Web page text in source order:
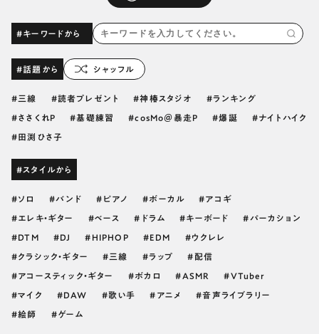
#キーワードから
#話題から シャッフル
三線 読者プレゼント 神椿スタジオ ランキング
ささくれP 基礎練習 cosMo＠暴走P 爆誕 ナイトハイク
田渕ひさ子
#スタイルから
ソロ バンド ピアノ ボーカル アコギ
エレキ・ギター ベース ドラム キーボード パーカション
DTM DJ HIPHOP EDM ウクレレ
クラシック・ギター 三線 ラップ 配信
アコースティック・ギター ボカロ ASMR VTuber
マイク DAW 歌い手 アニメ 音声ライブラリー
絵師 ゲーム